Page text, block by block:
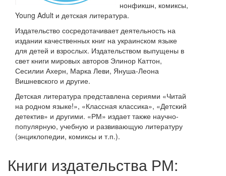
нонфикшн, комиксы,
Young Adult и детская литература.
Издательство сосредотачивает деятельность на
издании качественных книг на украинском языке
для детей и взрослых. Издательством выпущены в
свет книги мировых авторов Элинор Каттон,
Сесилии Ахерн, Марка Леви, Януша-Леона
Вишневского и другие.
Детская литература представлена ​​сериями «Читай
на родном языке!», «Классная классика», «Детский
детектив» и другими. «РМ» издает также научно-
популярную, учебную и развивающую литературу
(энциклопедии, комиксы и т.п.).
Книги издательства РМ: